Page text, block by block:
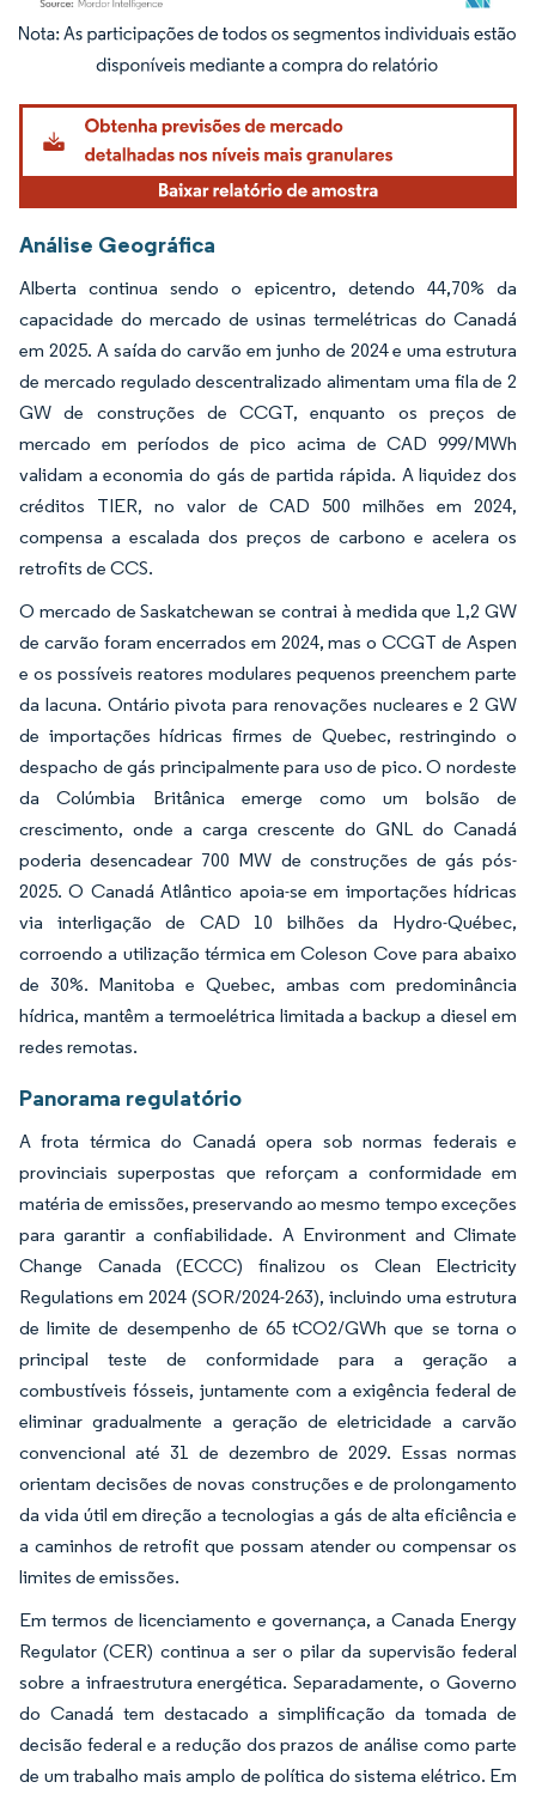
Imagem © Mordor Intelligence. O reuso requer atribuição conforme CC BY 4.0.
Análise Geográfica
Alberta continua sendo o epicentro, detendo 44,70% da
capacidade do mercado de usinas termelétricas do Canadá
em 2025. A saída do carvão em junho de 2024 e uma estrutura
de mercado regulado descentralizado alimentam uma fila de 2
GW de construções de CCGT, enquanto os preços de
mercado em períodos de pico acima de CAD 999/MWh
validam a economia do gás de partida rápida. A liquidez dos
créditos TIER, no valor de CAD 500 milhões em 2024,
compensa a escalada dos preços de carbono e acelera os
retrofits de CCS.
O mercado de Saskatchewan se contrai à medida que 1,2 GW
de carvão foram encerrados em 2024, mas o CCGT de Aspen
e os possíveis reatores modulares pequenos preenchem parte
da lacuna. Ontário pivota para renovações nucleares e 2 GW
de importações hídricas firmes de Quebec, restringindo o
despacho de gás principalmente para uso de pico. O nordeste
da Colúmbia Britânica emerge como um bolsão de
crescimento, onde a carga crescente do GNL do Canadá
poderia desencadear 700 MW de construções de gás pós-
2025. O Canadá Atlântico apoia-se em importações hídricas
via interligação de CAD 10 bilhões da Hydro-Québec,
corroendo a utilização térmica em Coleson Cove para abaixo
de 30%. Manitoba e Quebec, ambas com predominância
hídrica, mantêm a termoelétrica limitada a backup a diesel em
redes remotas.
Panorama regulatório
A frota térmica do Canadá opera sob normas federais e
provinciais superpostas que reforçam a conformidade em
matéria de emissões, preservando ao mesmo tempo exceções
para garantir a confiabilidade. A Environment and Climate
Change Canada (ECCC) finalizou os Clean Electricity
Regulations em 2024 (SOR/2024-263), incluindo uma estrutura
de limite de desempenho de 65 tCO2/GWh que se torna o
principal teste de conformidade para a geração a
combustíveis fósseis, juntamente com a exigência federal de
eliminar gradualmente a geração de eletricidade a carvão
convencional até 31 de dezembro de 2029. Essas normas
orientam decisões de novas construções e de prolongamento
da vida útil em direção a tecnologias a gás de alta eficiência e
a caminhos de retrofit que possam atender ou compensar os
limites de emissões.
Em termos de licenciamento e governança, a Canada Energy
Regulator (CER) continua a ser o pilar da supervisão federal
sobre a infraestrutura energética. Separadamente, o Governo
do Canadá tem destacado a simplificação da tomada de
decisão federal e a redução dos prazos de análise como parte
de um trabalho mais amplo de política do sistema elétrico. Em